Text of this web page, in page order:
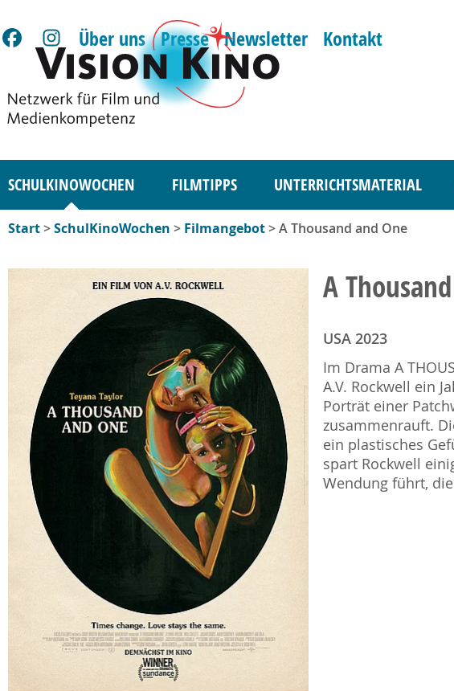
Über uns Presse Newsletter Kontakt
SCHULKINOWOCHEN FILMTIPPS UNTERRICHTSMATERIAL
Start>SchulKinoWochen > Filmangebot> A Thousand and One
A
USA 2023
Im Drama A
A.V. Rockwell ein
Porträt einer
zusammenrauft.
ein plastisches
spart Rockwell
Wendung führt,